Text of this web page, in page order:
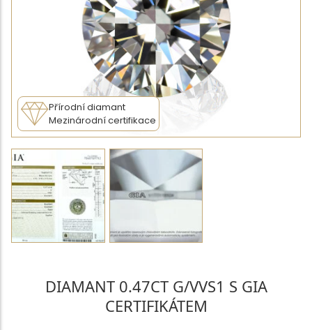
Přírodní diamant
Mezinárodní certifikace
DIAMANT 0.47CT G/VVS1 S GIA
CERTIFIKÁTEM